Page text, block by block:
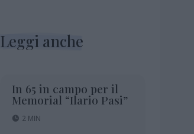
Leggi anche
In 65 in campo per il
Memorial “Ilario Pasi”
2 MIN